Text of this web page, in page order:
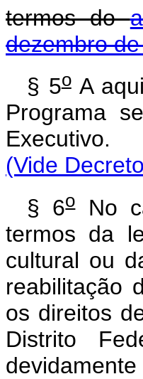
termos do
dezembro
§ 5oA
Programa
Executivo.
(Vide
§ 6oNo
termos da
cultural ou
reabilitação
os direitos
Distrito